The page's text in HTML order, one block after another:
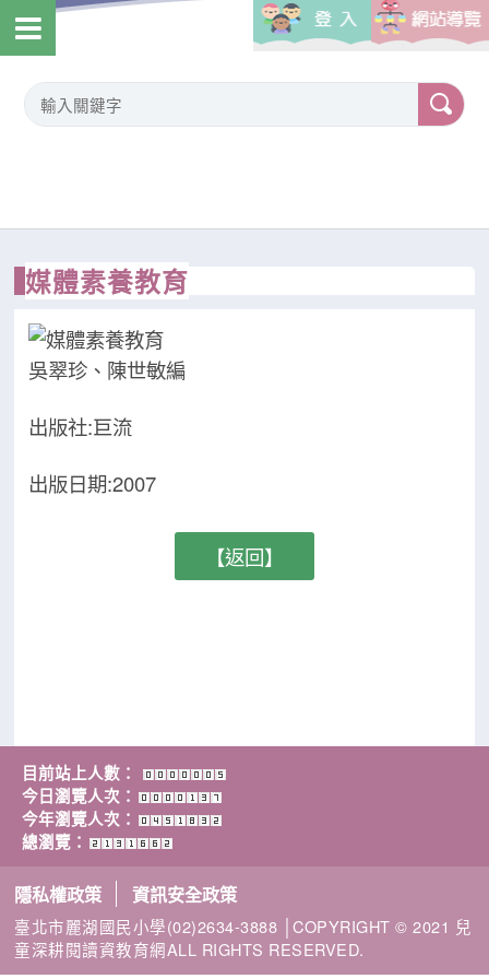
媒體素養教育
吳翠珍、陳世敏編
出版社:巨流
出版日期:2007
【返回】
目前站上人數：
今日瀏覽人次：
今年瀏覽人次：
總瀏覽：
隱私權政策 資訊安全政策
臺北市麗湖國民小學(02)2634-3888 │COPYRIGHT © 2021 兒
童深耕閱讀資教育網ALL RIGHTS RESERVED.